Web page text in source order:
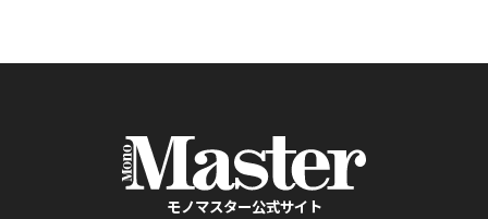
モノマスター公式サイト